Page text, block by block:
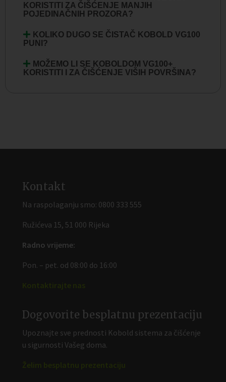
KORISTITI ZA ČIŠĆENJE MANJIH
POJEDINAČNIH PROZORA?
KOLIKO DUGO SE ČISTAČ KOBOLD VG100
PUNI?
MOŽEMO LI SE KOBOLDOM VG100+
KORISTITI I ZA ČIŠĆENJE VIŠIH POVRŠINA?
Kontakt
Na raspolaganju smo: 0800 333 555
Ružićeva 15, 51 000 Rijeka
Radno vrijeme:
Pon. – pet. od 08:00 do 16:00
Dogovorite besplatnu prezentaciju
Upoznajte sve prednosti Kobold sistema za čišćenje
u sigurnosti Vašeg doma.